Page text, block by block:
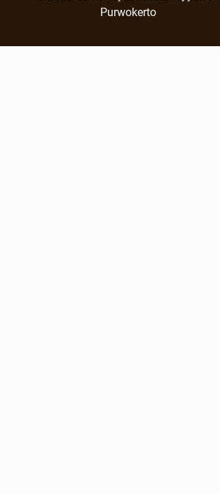
Purwokerto